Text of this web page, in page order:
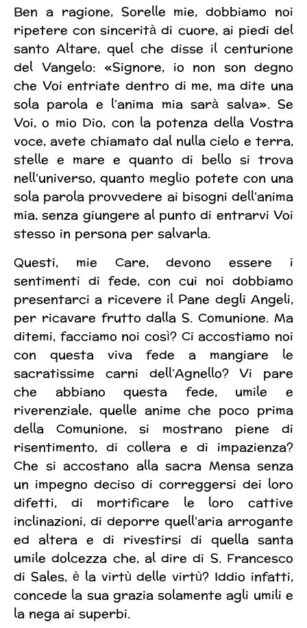
Ben a ragione, Sorelle mie, dobbiamo noi
ripetere con sincerità di cuore, ai piedi del
santo Altare, quel che disse il centurione
del Vangelo: «Signore, io non son degno
che Voi entriate dentro di me, ma dite una
sola parola e l’anima mia sarà salva». Se
Voi, o mio Dio, con la potenza della Vostra
voce, avete chiamato dal nulla cielo e terra,
stelle e mare e quanto di bello si trova
nell’universo, quanto meglio potete con una
sola parola provvedere ai bisogni dell’anima
mia, senza giungere al punto di entrarvi Voi
stesso in persona per salvarla.
Questi, mie Care, devono essere i
sentimenti di fede, con cui noi dobbiamo
presentarci a ricevere il Pane degli Angeli,
per ricavare frutto dalla S. Comunione. Ma
ditemi, facciamo noi così? Ci accostiamo noi
con questa viva fede a mangiare le
sacratissime carni dell’Agnello? Vi pare
che abbiano questa fede, umile e
riverenziale, quelle anime che poco prima
della Comunione, si mostrano piene di
risentimento, di collera e di impazienza?
Che si accostano alla sacra Mensa senza
un impegno deciso di correggersi dei loro
difetti, di mortificare le loro cattive
inclinazioni, di deporre quell’aria arrogante
ed altera e di rivestirsi di quella santa
umile dolcezza che, al dire di S. Francesco
di Sales, è la virtù delle virtù? Iddio infatti,
concede la sua grazia solamente agli umili e
la nega ai superbi.